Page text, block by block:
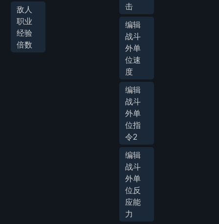
敌人
职业
经验
倍数
击
编辑
战斗
外单
位速
度
编辑
战斗
外单
位指
令2
编辑
战斗
外单
位反
应能
力